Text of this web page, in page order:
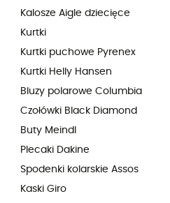
Kalosze Aigle dziecięce
Kurtki
Kurtki puchowe Pyrenex
Kurtki Helly Hansen
Bluzy polarowe Columbia
Czołówki Black Diamond
Buty Meindl
Plecaki Dakine
Spodenki kolarskie Assos
Kaski Giro